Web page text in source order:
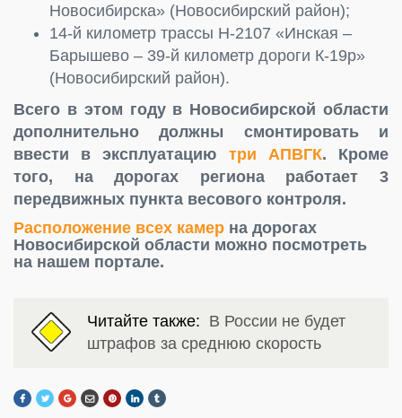
Новосибирска» (Новосибирский район);
14-й километр трассы Н-2107 «Инская –
Барышево – 39-й километр дороги К-19р»
(Новосибирский район).
Всего в этом году в Новосибирской области
дополнительно должны смонтировать и
ввести в эксплуатацию три АПВГК. Кроме
того, на дорогах региона работает 3
передвижных пункта весового контроля.
Расположение всех камер на дорогах
Новосибирской области можно посмотреть
на нашем портале.
Читайте также: В России не будет
штрафов за среднюю скорость